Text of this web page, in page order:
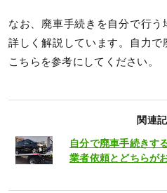
なお、廃車手続きを自分で行
詳しく解説しています。自力で
こちらを参考にしてください。
関連
自分で廃車手続きす
業者依頼とどちらが